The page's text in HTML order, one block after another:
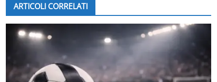
ARTICOLI CORRELATI